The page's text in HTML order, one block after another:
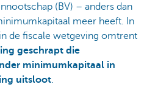
(BV) – anders dan
meer heeft. In
de fiscale wetgeving omtrent
geschrapt die
minimumkapitaal in
uitsloot.